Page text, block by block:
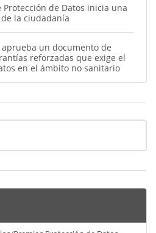
Protección de Datos inicia una
la ciudadanía
un documento de
reforzadas que exige el
en el ámbito no sanitario